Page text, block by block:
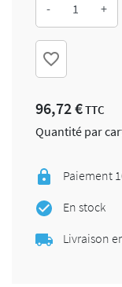
- +
favorite_border
96,72 €TTC
Quantité par
Paiement
En stock
Livraison